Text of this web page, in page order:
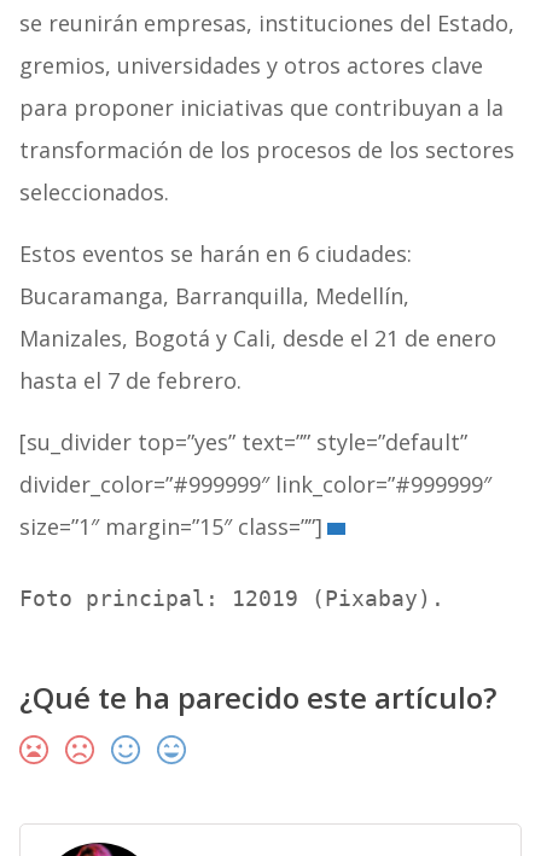
se reunirán empresas, instituciones del Estado,
gremios, universidades y otros actores clave
para proponer iniciativas que contribuyan a la
transformación de los procesos de los sectores
seleccionados.
Estos eventos se harán en 6 ciudades:
Bucaramanga, Barranquilla, Medellín,
Manizales, Bogotá y Cali, desde el 21 de enero
hasta el 7 de febrero.
[su_divider top=”yes” text=”” style=”default”
divider_color=”#999999″ link_color=”#999999″
size=”1″ margin=”15″ class=””]
Foto principal: 12019 (Pixabay).
¿Qué te ha parecido este artículo?